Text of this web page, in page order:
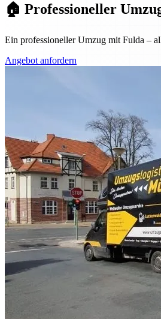
🏠 Professioneller
Ein professioneller Umzug mit Fulda –
Angebot anfordern